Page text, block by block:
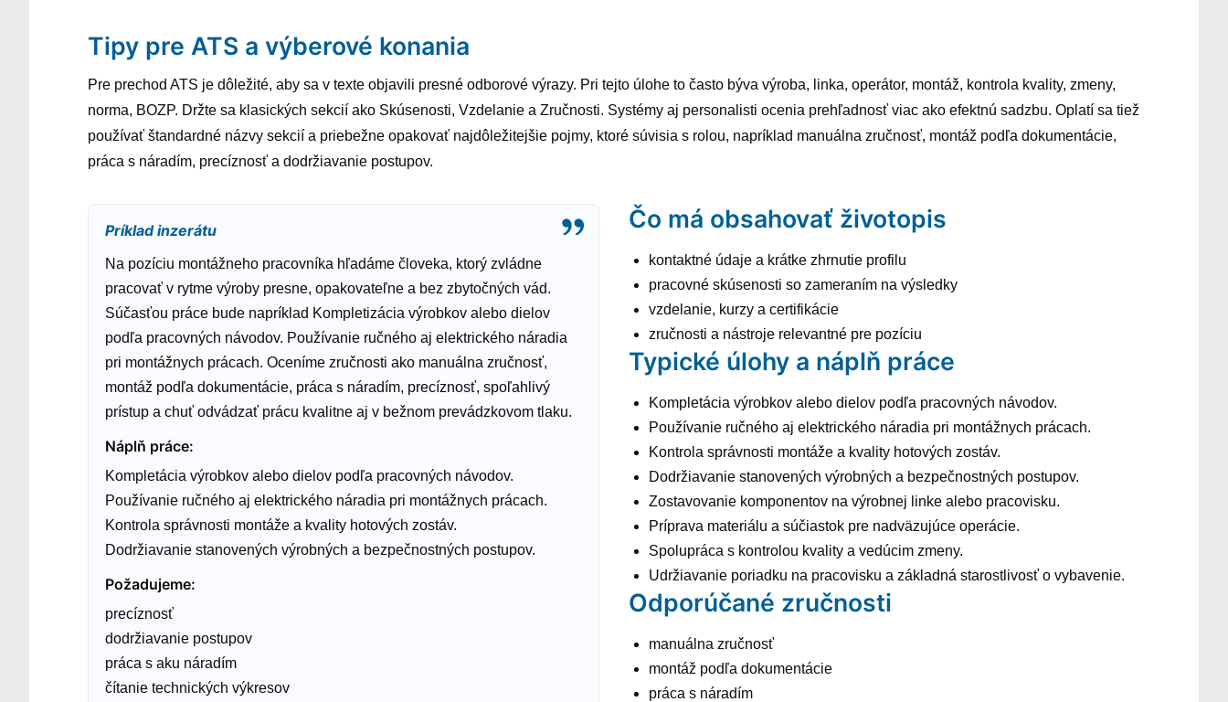
Tipy pre ATS a výberové konania
Pre prechod ATS je dôležité, aby sa v texte objavili presné odborové výrazy. Pri tejto úlohe to často býva výroba, linka, operátor, montáž, kontrola kvality, zmeny,
norma, BOZP. Držte sa klasických sekcií ako Skúsenosti, Vzdelanie a Zručnosti. Systémy aj personalisti ocenia prehľadnosť viac ako efektnú sadzbu. Oplatí sa tiež
používať štandardné názvy sekcií a priebežne opakovať najdôležitejšie pojmy, ktoré súvisia s rolou, napríklad manuálna zručnosť, montáž podľa dokumentácie,
práca s náradím, precíznosť a dodržiavanie postupov.
Príklad inzerátu
Na pozíciu montážneho pracovníka hľadáme človeka, ktorý zvládne
pracovať v rytme výroby presne, opakovateľne a bez zbytočných vád.
Súčasťou práce bude napríklad Kompletizácia výrobkov alebo dielov
podľa pracovných návodov. Používanie ručného aj elektrického náradia
pri montážnych prácach. Oceníme zručnosti ako manuálna zručnosť,
montáž podľa dokumentácie, práca s náradím, precíznosť, spoľahlivý
prístup a chuť odvádzať prácu kvalitne aj v bežnom prevádzkovom tlaku.
Náplň práce:
Kompletácia výrobkov alebo dielov podľa pracovných návodov.
Používanie ručného aj elektrického náradia pri montážnych prácach.
Kontrola správnosti montáže a kvality hotových zostáv.
Dodržiavanie stanovených výrobných a bezpečnostných postupov.
Požadujeme:
precíznosť
dodržiavanie postupov
práca s aku náradím
čítanie technických výkresov
Čo má obsahovať životopis
kontaktné údaje a krátke zhrnutie profilu
pracovné skúsenosti so zameraním na výsledky
vzdelanie, kurzy a certifikácie
zručnosti a nástroje relevantné pre pozíciu
Typické úlohy a náplň práce
Kompletácia výrobkov alebo dielov podľa pracovných návodov.
Používanie ručného aj elektrického náradia pri montážnych prácach.
Kontrola správnosti montáže a kvality hotových zostáv.
Dodržiavanie stanovených výrobných a bezpečnostných postupov.
Zostavovanie komponentov na výrobnej linke alebo pracovisku.
Príprava materiálu a súčiastok pre nadväzujúce operácie.
Spolupráca s kontrolou kvality a vedúcim zmeny.
Udržiavanie poriadku na pracovisku a základná starostlivosť o vybavenie.
Odporúčané zručnosti
manuálna zručnosť
montáž podľa dokumentácie
práca s náradím